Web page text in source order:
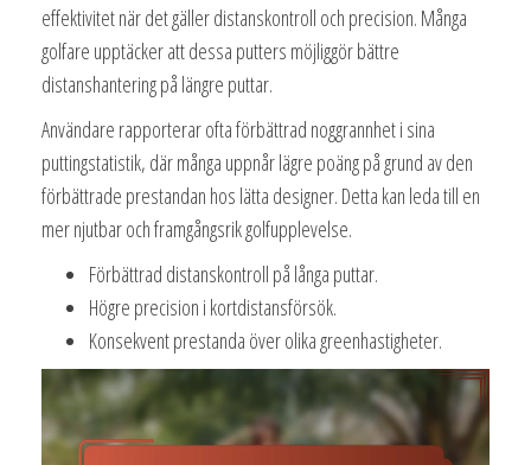
effektivitet när det gäller distanskontroll och precision. Många
golfare upptäcker att dessa putters möjliggör bättre
distanshantering på längre puttar.
Användare rapporterar ofta förbättrad noggrannhet i sina
puttingstatistik, där många uppnår lägre poäng på grund av den
förbättrade prestandan hos lätta designer. Detta kan leda till en
mer njutbar och framgångsrik golfupplevelse.
Förbättrad distanskontroll på långa puttar.
Högre precision i kortdistansförsök.
Konsekvent prestanda över olika greenhastigheter.